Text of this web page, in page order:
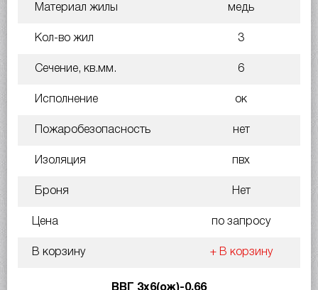
Материал жилы медь
Кол-во жил 3
Сечение, кв.мм. 6
Исполнение ок
Пожаробезопасность нет
Изоляция пвх
Броня Нет
Цена по запросу
В корзину + В корзину
ВВГ 3х6(ож)-0.66